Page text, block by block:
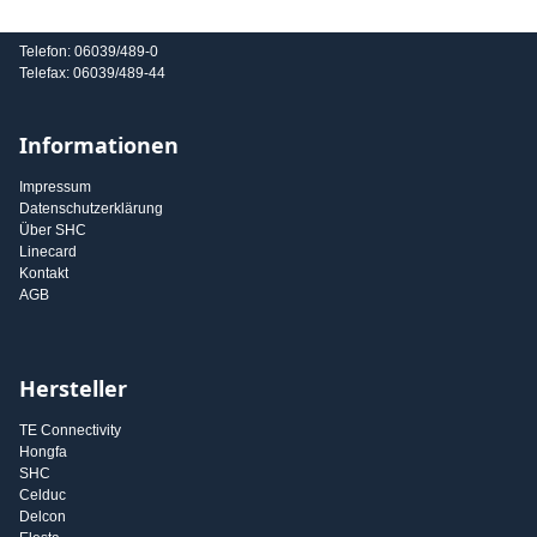
Telefon: 06039/489-0
Telefax: 06039/489-44
Informationen
Impressum
Datenschutzerklärung
Über SHC
Linecard
Kontakt
AGB
Hersteller
TE Connectivity
Hongfa
SHC
Celduc
Delcon